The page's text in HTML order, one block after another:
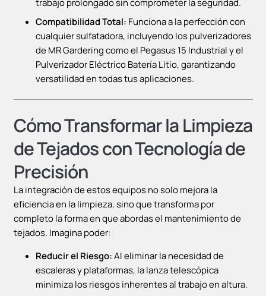
trabajo prolongado sin comprometer la seguridad.
Compatibilidad Total: Funciona a la perfección con
cualquier sulfatadora, incluyendo los pulverizadores
de MR Gardering como el Pegasus 15 Industrial y el
Pulverizador Eléctrico Batería Litio, garantizando
versatilidad en todas tus aplicaciones.
Cómo Transformar la Limpieza
de Tejados con Tecnología de
Precisión
La integración de estos equipos no solo mejora la
eficiencia en la limpieza, sino que transforma por
completo la forma en que abordas el mantenimiento de
tejados. Imagina poder:
Reducir el Riesgo:Al eliminar la necesidad de
escaleras y plataformas, la lanza telescópica
minimiza los riesgos inherentes al trabajo en altura.